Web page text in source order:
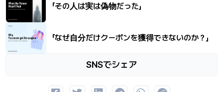
「その人は実は偽物だった」
「なぜ自分だけクーポンを獲得できないのか？」
SNSでシェア